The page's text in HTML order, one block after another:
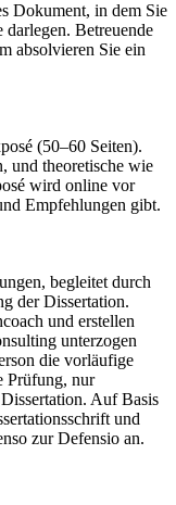
Dokument, in dem Sie
Betreuende
absolvieren Sie ein
(50–60 Seiten).
und theoretische wie
wird online vor
Empfehlungen gibt.
begleitet durch
der Dissertation.
und erstellen
unterzogen
die vorläufige
Prüfung, nur
Auf Basis
und
zur Defensio an.